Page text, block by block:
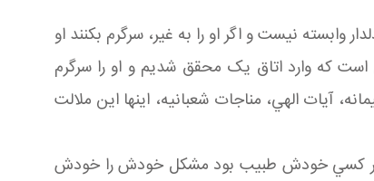
نيست و اگر او را به غير، سرگرم بکنند او
که وارد اتاق يک محقق شديم و او را سرگرم
آيات الهي، مناجات شعبانيه، اينها اين ملالت
اگر کسي خودش طبيب بود مشکل خودش را خودش